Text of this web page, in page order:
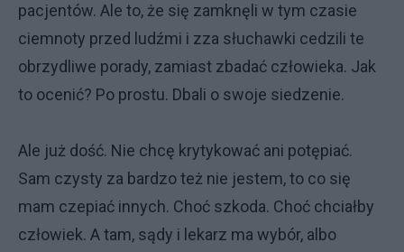
pacjentów. Ale to, że się zamknęli w tym czasie
ciemnoty przed ludźmi i zza słuchawki cedzili te
obrzydliwe porady, zamiast zbadać człowieka. Jak
to ocenić? Po prostu. Dbali o swoje siedzenie.
Ale już dość. Nie chcę krytykować ani potępiać.
Sam czysty za bardzo też nie jestem, to co się
mam czepiać innych. Choć szkoda. Choć chciałby
człowiek. A tam, sądy i lekarz ma wybór, albo